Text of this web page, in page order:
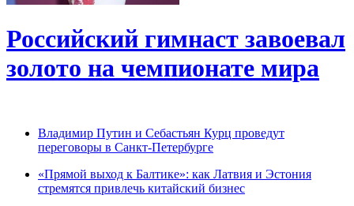
Российский гимнаст завоевал
золото на чемпионате мира
Владимир Путин и Себастьян Курц проведут
переговоры в Санкт-Петербурге
«Прямой выход к Балтике»: как Латвия и Эстония
стремятся привлечь китайский бизнес